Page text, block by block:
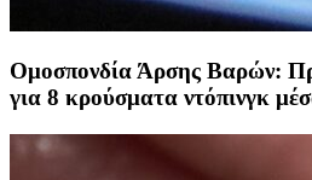
Ομοσπονδία Άρσης Βαρών:
για 8 κρούσματα ντόπινγκ